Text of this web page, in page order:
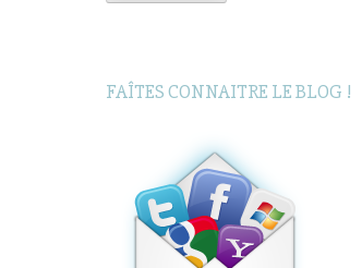
FAÎTES CONNAITRE LE BLOG !